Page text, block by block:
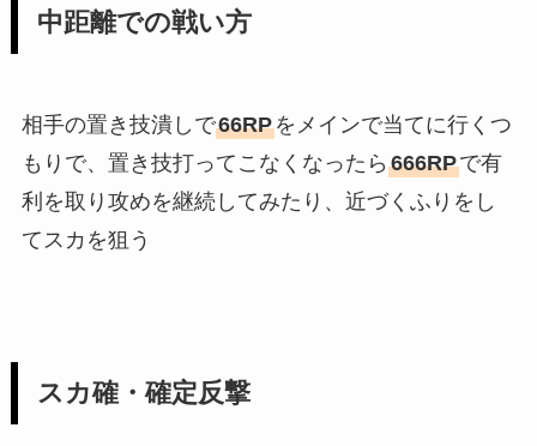
中距離での戦い方
相手の置き技潰しで66RPをメインで当てに行くつ
もりで、置き技打ってこなくなったら 666RPで有
利を取り攻めを継続してみたり、近づくふりをし
てスカを狙う
スカ確・確定反撃